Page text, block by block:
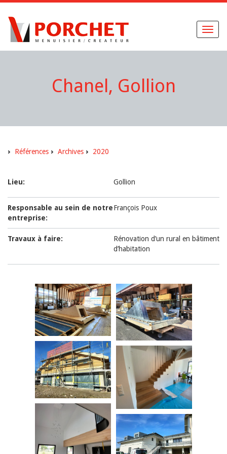
Chanel, Gollion
Références Archives 2020
Lieu: Gollion
Responsable au sein de notre
entreprise:
François Poux
Travaux à faire:
Rénovation d’un rural en bâtiment
d’habitation